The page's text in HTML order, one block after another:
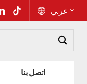
عربي
Русский
اتصل بنا